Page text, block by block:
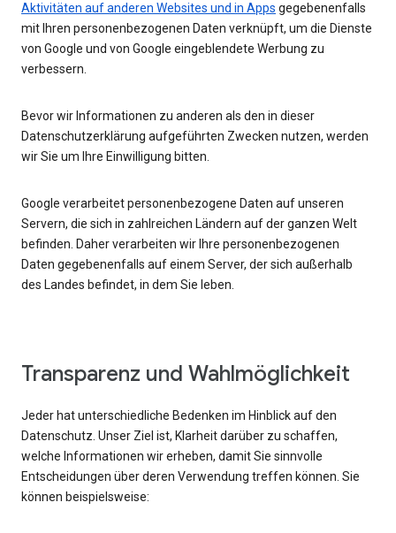
Aktivitäten auf anderen Websites und in Apps gegebenenfalls
mit Ihren personenbezogenen Daten verknüpft, um die Dienste
von Google und von Google eingeblendete Werbung zu
verbessern.
Bevor wir Informationen zu anderen als den in dieser
Datenschutzerklärung aufgeführten Zwecken nutzen, werden
wir Sie um Ihre Einwilligung bitten.
Google verarbeitet personenbezogene Daten auf unseren
Servern, die sich in zahlreichen Ländern auf der ganzen Welt
befinden. Daher verarbeiten wir Ihre personenbezogenen
Daten gegebenenfalls auf einem Server, der sich außerhalb
des Landes befindet, in dem Sie leben.
Transparenz und Wahlmöglichkeit
Jeder hat unterschiedliche Bedenken im Hinblick auf den
Datenschutz. Unser Ziel ist, Klarheit darüber zu schaffen,
welche Informationen wir erheben, damit Sie sinnvolle
Entscheidungen über deren Verwendung treffen können. Sie
können beispielsweise: